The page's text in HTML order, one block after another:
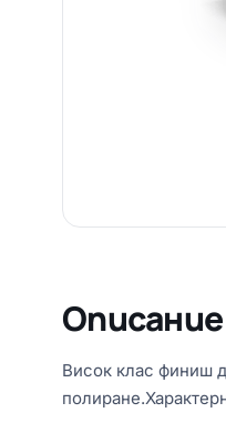
Описание
Висок клас финиш